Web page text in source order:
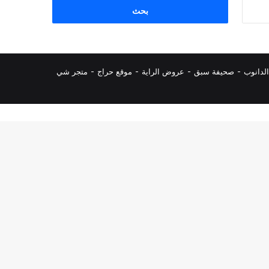
- صحيفة سبق - عروض الراية - موقع حراج - متجر شي